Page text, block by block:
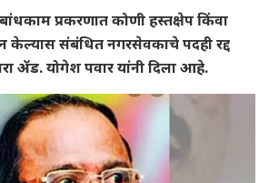
प्रकरणात कोणी हस्तक्षेप किंवा
केल्यास संबंधित नगरसेवकाचे पदही रद्द
ॲड. योगेश पवार यांनी दिला आहे.